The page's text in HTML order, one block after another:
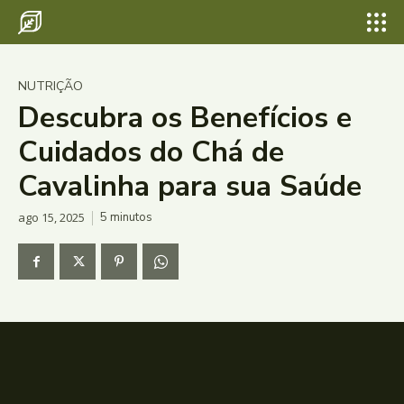
NUTRIÇÃO
Descubra os Benefícios e
Cuidados do Chá de
Cavalinha para sua Saúde
ago 15, 2025 5 minutos